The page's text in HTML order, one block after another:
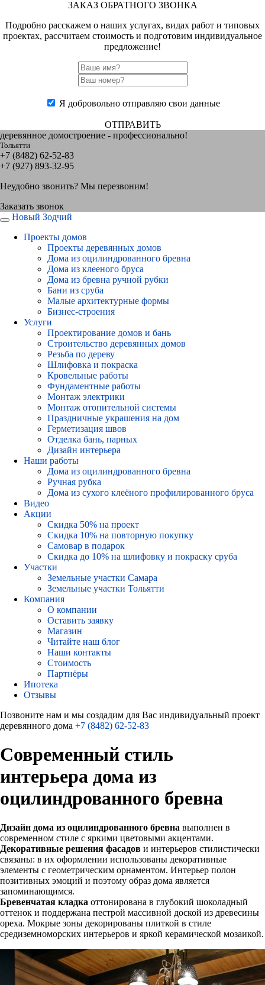
ЗАКАЗ ОБРАТНОГО ЗВОНКА
Подробно расскажем о наших услугах, видах работ и типовых
проектах, рассчитаем стоимость и подготовим индивидуальное
предложение!
Я добровольно отправляю свои данные
ОТПРАВИТЬ
деревянное домостроение - профессионально!
Тольятти
+7 (8482) 62-52-83
+7 (927) 893-32-95
Неудобно звонить? Мы перезвоним!
Заказать звонок
Новый Зодчий
Проекты домов
Проекты деревянных домов
Дома из оцилиндрованного бревна
Дома из клееного бруса
Дома из бревна ручной рубки
Бани из сруба
Малые архитектурные формы
Бизнес-строения
Услуги
Проектирование домов и бань
Строительство деревянных домов
Резьба по дереву
Шлифовка и покраска
Кровельные работы
Фундаментные работы
Монтаж электрики
Монтаж отопительной системы
Праздничные украшения на дом
Герметизация швов
Отделка бань, парных
Дизайн интерьера
Наши работы
Дома из оцилиндрованного бревна
Ручная рубка
Дома из сухого клеёного профилированного бруса
Видео
Акции
Скидка 50% на проект
Скидка 10% на повторную покупку
Самовар в подарок
Скидка до 10% на шлифовку и покраску сруба
Участки
Земельные участки Самара
Земельные участки Тольятти
Компания
О компании
Оставить заявку
Магазин
Читайте наш блог
Наши контакты
Стоимость
Партнёры
Ипотека
Отзывы
Позвоните нам и мы создадим для Вас индивидуальный проект
деревянного дома +7 (8482) 62-52-83
Современный стиль
интерьера дома из
оцилиндрованного бревна
Дизайн дома из оцилиндрованного бревна выполнен в
современном стиле с яркими цветовыми акцентами.
Декоративные решения фасадов и интерьеров стилистически
связаны: в их оформлении использованы декоративные
элементы с геометрическим орнаментом. Интерьер полон
позитивных эмоций и поэтому образ дома является
запоминающимся.
Бревенчатая кладка оттонирована в глубокий шоколадный
оттенок и поддержана пестрой массивной доской из древесины
ореха. Мокрые зоны декорированы плиткой в стиле
средиземноморских интерьеров и яркой керамической мозаикой.